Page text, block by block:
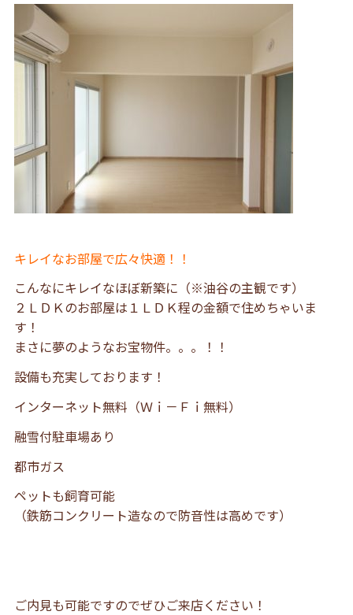
キレイなお部屋で広々快適！！
こんなにキレイなほぼ新築に（※油谷の主観です）
２ＬＤＫのお部屋は１ＬＤＫ程の金額で住めちゃいま
す！
まさに夢のようなお宝物件。。。！！
設備も充実しております！
インターネット無料（Ｗｉ－Ｆｉ無料）
融雪付駐車場あり
都市ガス
ペットも飼育可能
（鉄筋コンクリート造なので防音性は高めです）
ご内見も可能ですのでぜひご来店ください！